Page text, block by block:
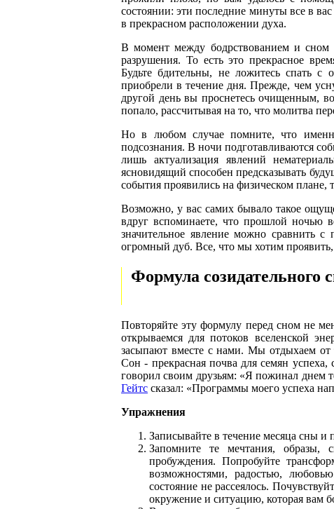
состоянии: эти последние минуты все в
в прекрасном расположении духа.
В момент между бодрствованием и сном
разрушения. То есть это прекрасное
Будьте бдительны, не ложитесь спать
приобрели в течение дня. Прежде, чем
другой день вы проснетесь очищенным,
попало, рассчитывая на то, что молитва
Но в любом случае помните, что
подсознания. В ночи подготавливаются
лишь актуализация явлений
ясновидящий способен предсказывать
события проявились на физическом плане,
Возможно, у вас самих бывало такое
вдруг вспоминаете, что прошлой ночью
значительное явление можно сравнить с
огромный дуб. Все, что мы хотим проявить,
Формула созидательного
Повторяйте эту формулу перед сном не
открываемся для потоков вселенской
засыпают вместе с нами. Мы отдыхаем от
Сон - прекрасная почва для семян успеха,
говорил своим друзьям: «Я пожинал днем
Гейтс сказал: «Программы моего успеха
Упражнения
Записывайте в течение месяца сны и
Запомните те мечтания, образы,
пробуждения. Попробуйте
возможностями, радостью,
состояние не рассеялось.
окружение и ситуацию, которая вам